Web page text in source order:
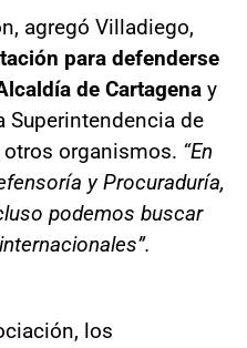
agregó Villadiego,
para defenderse
de Cartagena y
Superintendencia de
organismos. “En
y Procuraduría,
podemos buscar
los